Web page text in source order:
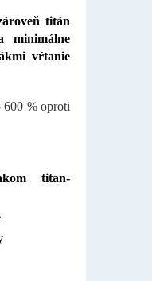
titán
minimálne
vŕtanie
600 % oproti
titan-